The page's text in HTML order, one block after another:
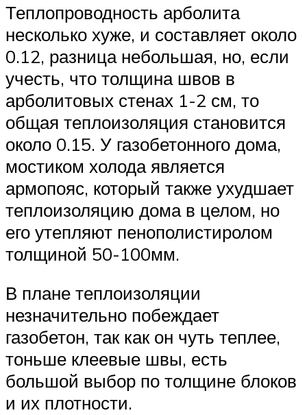
Теплопроводность арболита
несколько хуже, и составляет около
0.12, разница небольшая, но, если
учесть, что толщина швов в
арболитовых стенах 1-2 см, то
общая теплоизоляция становится
около 0.15. У газобетонного дома,
мостиком холода является
армопояс, который также ухудшает
теплоизоляцию дома в целом, но
его утепляют пенополистиролом
толщиной 50-100мм.
В плане теплоизоляции
незначительно побеждает
газобетон, так как он чуть теплее,
тоньше клеевые швы, есть
большой выбор по толщине блоков
и их плотности.